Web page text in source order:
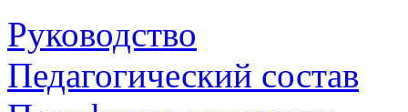
Руководство
Педагогический состав